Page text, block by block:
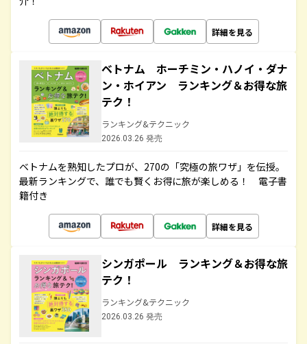
詳細を見る
ベトナム ホーチミン・ハノイ・ダナ
ン・ホイアン ランキング＆お得な旅
テク！
ランキング&テクニック
2026.03.26 発売
ベトナムを熟知したプロが、270の「究極の旅ワザ」を伝授。
最新ランキングで、誰でも賢くお得に旅が楽しめる！ 電子書
籍付き
詳細を見る
シンガポール ランキング＆お得な旅
テク！
ランキング&テクニック
2026.03.26 発売